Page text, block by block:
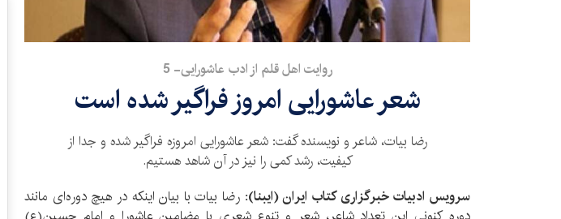
روایت اهل قلم از ادب عاشورایی- 5
شعر عاشورایی امروز فراگیر شده است
رضا بیات، شاعر و نویسنده گفت: شعر عاشورایی امروزه فراگیر شده و جدا از
کیفیت، رشد کمی را نیز در آن شاهد هستیم.
سرویس ادبیات خبرگزاری کتاب ایران (ایبنا): رضا بیات با بیان اینکه در هیچ دوره‌ای مانند